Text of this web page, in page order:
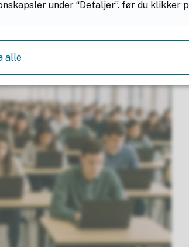
under “Detaljer”. før du klikker
alle